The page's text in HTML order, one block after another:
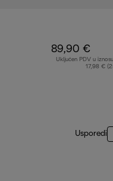
89,90 €
Uključen PDV u
17,98 €
Usporedi